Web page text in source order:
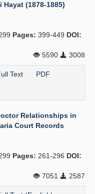
(1878-1885)
Pages: 399-449 DOI:
5590
3008
Text PDF
Relationships in
Court Records
Pages: 261-296 DOI:
7051
2587